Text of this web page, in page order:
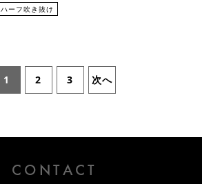
ハーフ吹き抜け
1 2 3 次へ
CONTACT